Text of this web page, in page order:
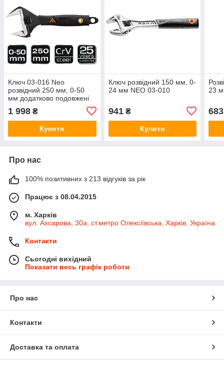
Ключ 03-016 Neo
розвідний 250 мм, 0-50
мм додатково подовжені
1 998 ₴
Купити
Ключ розвідний 150 мм, 0-
24 мм NEO 03-010
941₴
Купити
23
683
Про нас
100% позитивних з 213 відгуків за рік
Працює з 08.04.2015
м. Харків
вул. Ахсарова, 30а, ст.метро Олексіївська, Харків, Україна
Контакти
Сьогодні вихідний
Показати весь графік роботи
Про нас
Контакти
Доставка та оплата